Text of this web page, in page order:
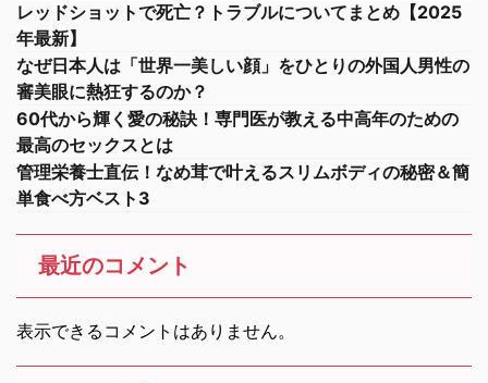
レッドショットで死亡？トラブルについてまとめ【2025
年最新】
なぜ日本人は「世界一美しい顔」をひとりの外国人男性の
審美眼に熱狂するのか？
60代から輝く愛の秘訣！専門医が教える中高年のための
最高のセックスとは
管理栄養士直伝！なめ茸で叶えるスリムボディの秘密＆簡
単食べ方ベスト3
最近のコメント
表示できるコメントはありません。